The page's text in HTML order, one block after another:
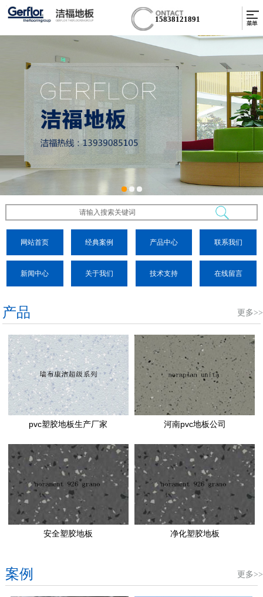
15838121891
网站首页 经典案例 产品中心 联系我们
新闻中心 关于我们 技术支持 在线留言
产品 更多>>
pvc塑胶地板生产厂家 河南pvc地板公司
安全塑胶地板 净化塑胶地板
案例 更多>>